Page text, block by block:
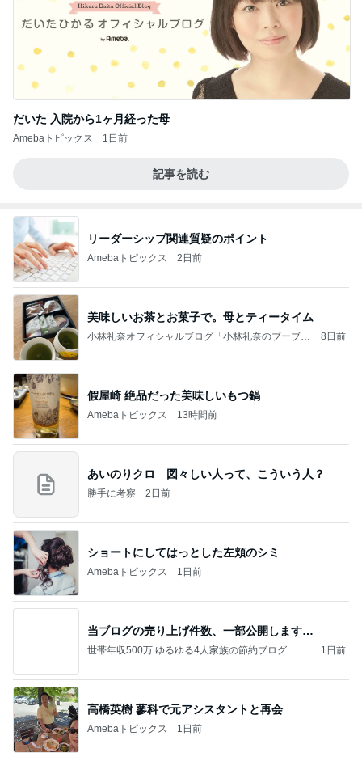
だいた 入院から1ヶ月経った母
Amebaトピックス 1日前
記事を読む
リーダーシップ関連質疑のポイント
Amebaトピックス 2日前
美味しいお茶とお菓子で。母とティータイム
小林礼奈オフィシャルブログ「小林礼奈のブーブー
8日前
假屋崎 絶品だった美味しいもつ鍋
Amebaトピックス 13時間前
あいのりクロ 図々しい人って、こういう人？
勝手に考察 2日前
ショートにしてはっとした左頬のシミ
Amebaトピックス 1日前
当ブログの売り上げ件数、一部公開します…
世帯年収500万 ゆるゆる4人家族の節約ブログ 〜
1日前
高橋英樹 蓼科で元アシスタントと再会
Amebaトピックス 1日前